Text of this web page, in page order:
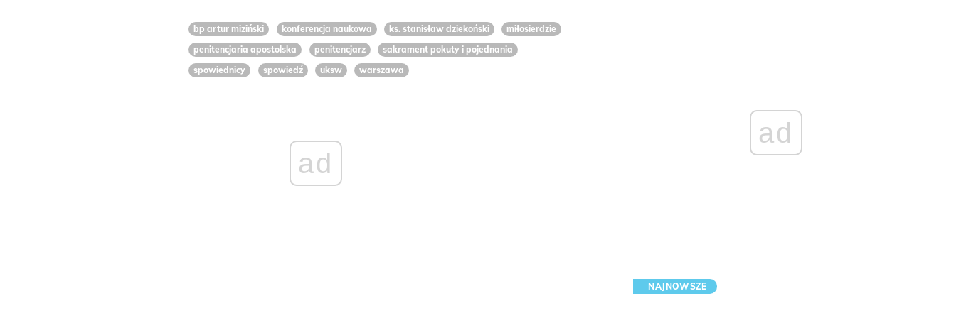
bp artur miziński konferencja naukowa ks. stanisław dziekoński
miłosierdzie
penitencjaria apostolska
penitencjarz
sakrament pokuty i pojednania
spowiednicy
spowiedź uksw warszawa
ad
ad
NAJNOWSZE